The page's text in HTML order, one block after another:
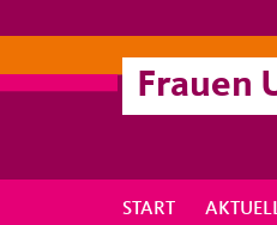
Frauen
START